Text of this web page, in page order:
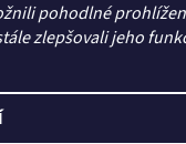
pohodlné
zlepšovali jeho